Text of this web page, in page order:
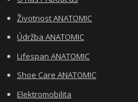
Životnost ANATOMIC
Údržba ANATOMIC
Lifespan ANATOMIC
Shoe Care ANATOMIC
Elektromobilita